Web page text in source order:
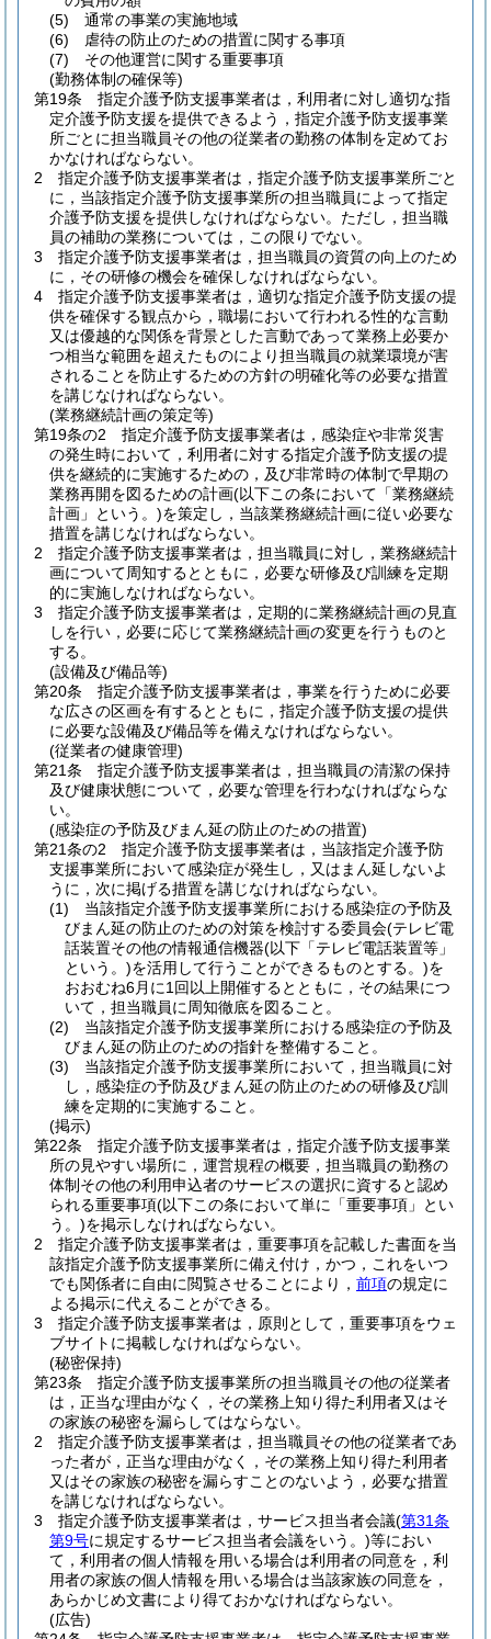
(5)
通常の事業の実施地域
(6)
虐待の防止のための措置に関する事項
(7)
その他運営に関する重要事項
(勤務体制の確保等)
第19条
指定介護予防支援事業者は，利用者に対し適切な指
定介護予防支援を提供できるよう，指定介護予防支援事業
所ごとに担当職員その他の従業者の勤務の体制を定めてお
かなければならない。
2
指定介護予防支援事業者は，指定介護予防支援事業所ごと
に，当該指定介護予防支援事業所の担当職員によって指定
介護予防支援を提供しなければならない。 ただし，担当職
員の補助の業務については，この限りでない。
3
指定介護予防支援事業者は，担当職員の資質の向上のため
に，その研修の機会を確保しなければならない。
4
指定介護予防支援事業者は，適切な指定介護予防支援の提
供を確保する観点から，職場において行われる性的な言動
又は優越的な関係を背景とした言動であって業務上必要か
つ相当な範囲を超えたものにより担当職員の就業環境が害
されることを防止するための方針の明確化等の必要な措置
を講じなければならない。
(業務継続計画の策定等)
第19条の2
指定介護予防支援事業者は，感染症や非常災害
の発生時において，利用者に対する指定介護予防支援の提
供を継続的に実施するための，及び非常時の体制で早期の
業務再開を図るための計画(以下この条において「業務継続
計画」という。)を策定し，当該業務継続計画に従い必要な
措置を講じなければならない。
2
指定介護予防支援事業者は，担当職員に対し，業務継続計
画について周知するとともに，必要な研修及び訓練を定期
的に実施しなければならない。
3
指定介護予防支援事業者は，定期的に業務継続計画の見直
しを行い，必要に応じて業務継続計画の変更を行うものと
する。
(設備及び備品等)
第20条
指定介護予防支援事業者は，事業を行うために必要
な広さの区画を有するとともに，指定介護予防支援の提供
に必要な設備及び備品等を備えなければならない。
(従業者の健康管理)
第21条
指定介護予防支援事業者は，担当職員の清潔の保持
及び健康状態について，必要な管理を行わなければならな
い。
(感染症の予防及びまん延の防止のための措置)
第21条の2
指定介護予防支援事業者は，当該指定介護予防
支援事業所において感染症が発生し，又はまん延しないよ
うに，次に掲げる措置を講じなければならない。
(1)
当該指定介護予防支援事業所における感染症の予防及
びまん延の防止のための対策を検討する委員会(テレビ電
話装置その他の情報通信機器(以下「テレビ電話装置等」
という。)を活用して行うことができるものとする。)を
おおむね6月に1回以上開催するとともに，その結果につ
いて，担当職員に周知徹底を図ること。
(2)
当該指定介護予防支援事業所における感染症の予防及
びまん延の防止のための指針を整備すること。
(3)
当該指定介護予防支援事業所において，担当職員に対
し，感染症の予防及びまん延の防止のための研修及び訓
練を定期的に実施すること。
(掲示)
第22条
指定介護予防支援事業者は，指定介護予防支援事業
所の見やすい場所に，運営規程の概要，担当職員の勤務の
体制その他の利用申込者のサービスの選択に資すると認め
られる重要事項(以下この条において単に「重要事項」とい
う。)を掲示しなければならない。
2
指定介護予防支援事業者は，重要事項を記載した書面を当
該指定介護予防支援事業所に備え付け，かつ，これをいつ
でも関係者に自由に閲覧させることにより， 前項の規定に
よる掲示に代えることができる。
3
指定介護予防支援事業者は，原則として，重要事項をウェ
ブサイトに掲載しなければならない。
(秘密保持)
第23条
指定介護予防支援事業所の担当職員その他の従業者
は，正当な理由がなく，その業務上知り得た利用者又はそ
の家族の秘密を漏らしてはならない。
2
指定介護予防支援事業者は，担当職員その他の従業者であ
った者が，正当な理由がなく，その業務上知り得た利用者
又はその家族の秘密を漏らすことのないよう，必要な措置
を講じなければならない。
3
指定介護予防支援事業者は，サービス担当者会議(第31条
第9号に規定するサービス担当者会議をいう。)等におい
て，利用者の個人情報を用いる場合は利用者の同意を，利
用者の家族の個人情報を用いる場合は当該家族の同意を，
あらかじめ文書により得ておかなければならない。
(広告)